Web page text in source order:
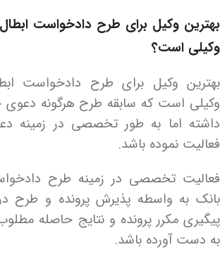
بهترین وکیل برای طرح دادخواست ابطال
وکیلی است؟
بهترین وکیل برای طرح دادخواست
وکیلی است که سابقه طرح هرگونه دعوی
داشته اما به طور تخصصی در زمینه
فعالیت نموده باشد.
فعالیت تخصصی در زمینه طرح
بانک به واسطه پذیرش پرونده و طرح
پیگیری مکرر پرونده و نتایج حاصله
به دست آورده باشد.